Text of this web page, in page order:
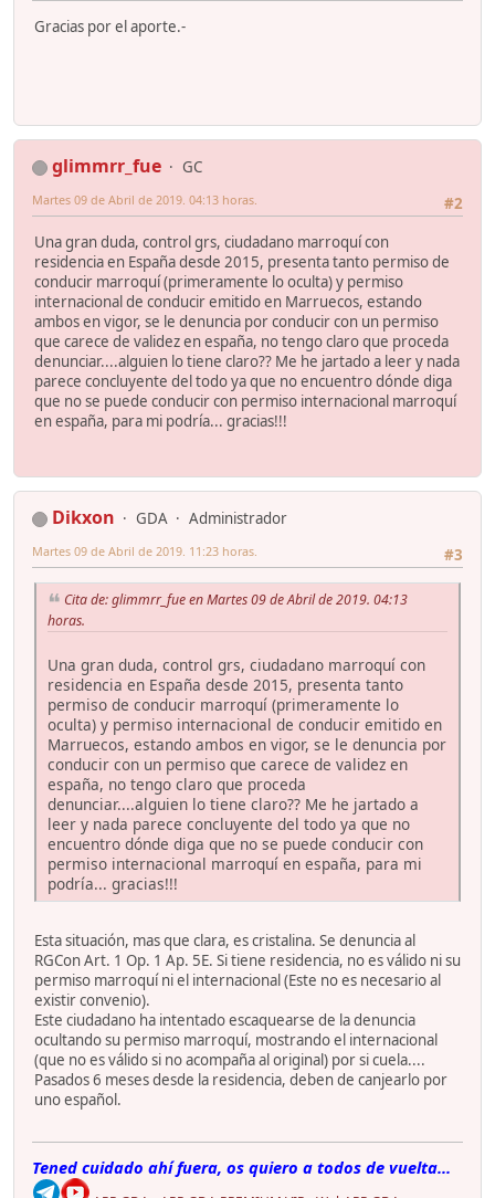
Gracias por el aporte.-
glimmrr_fue
GC
#2
Martes 09 de Abril de 2019. 04:13 horas.
Una gran duda, control grs, ciudadano marroquí con
residencia en España desde 2015, presenta tanto permiso de
conducir marroquí (primeramente lo oculta) y permiso
internacional de conducir emitido en Marruecos, estando
ambos en vigor, se le denuncia por conducir con un permiso
que carece de validez en españa, no tengo claro que proceda
denunciar....alguien lo tiene claro?? Me he jartado a leer y nada
parece concluyente del todo ya que no encuentro dónde diga
que no se puede conducir con permiso internacional marroquí
en españa, para mi podría... gracias!!!
Dikxon GDA
Administrador
#3
Martes 09 de Abril de 2019. 11:23 horas.
Cita de: glimmrr_fue en Martes 09 de Abril de 2019. 04:13
horas.
Una gran duda, control grs, ciudadano marroquí con
residencia en España desde 2015, presenta tanto
permiso de conducir marroquí (primeramente lo
oculta) y permiso internacional de conducir emitido en
Marruecos, estando ambos en vigor, se le denuncia por
conducir con un permiso que carece de validez en
españa, no tengo claro que proceda
denunciar....alguien lo tiene claro?? Me he jartado a
leer y nada parece concluyente del todo ya que no
encuentro dónde diga que no se puede conducir con
permiso internacional marroquí en españa, para mi
podría... gracias!!!
Esta situación, mas que clara, es cristalina. Se denuncia al
RGCon Art. 1 Op. 1 Ap. 5E. Si tiene residencia, no es válido ni su
permiso marroquí ni el internacional (Este no es necesario al
existir convenio).
Este ciudadano ha intentado escaquearse de la denuncia
ocultando su permiso marroquí, mostrando el internacional
(que no es válido si no acompaña al original) por si cuela....
Pasados 6 meses desde la residencia, deben de canjearlo por
uno español.
Tened cuidado ahí fuera, os quiero a todos de vuelta...